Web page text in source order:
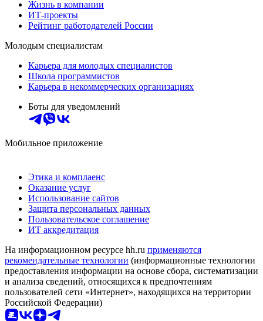
Жизнь в компании
ИТ-проекты
Рейтинг работодателей России
Молодым специалистам
Карьера для молодых специалистов
Школа программистов
Карьера в некоммерческих организациях
Боты для уведомлений
Мобильное приложение
Этика и комплаенс
Оказание услуг
Использование сайтов
Защита персональных данных
Пользовательское соглашение
ИТ аккредитация
На информационном ресурсе hh.ru применяются
рекомендательные технологии (информационные технологии
предоставления информации на основе сбора, систематизации
и анализа сведений, относящихся к предпочтениям
пользователей сети «Интернет», находящихся на территории
Российской Федерации)